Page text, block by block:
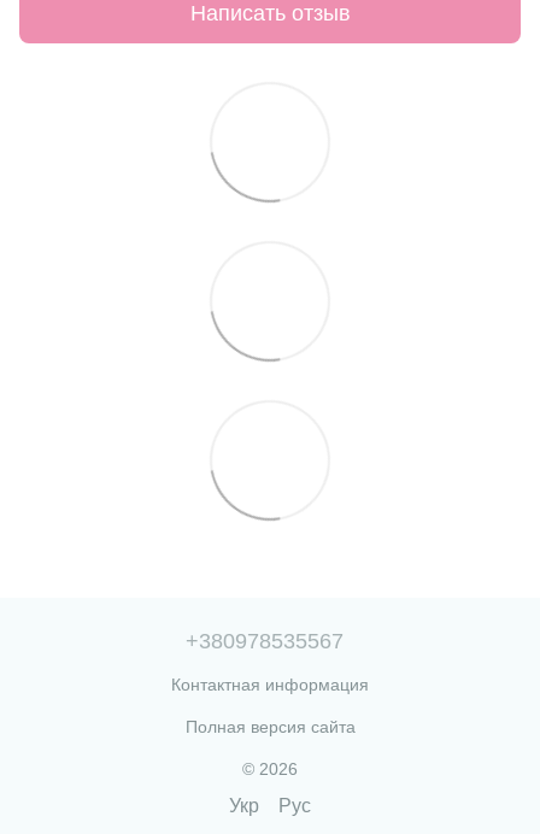
Написать отзыв
+380978535567
Контактная информация
Полная версия сайта
© 2026
Укр Рус